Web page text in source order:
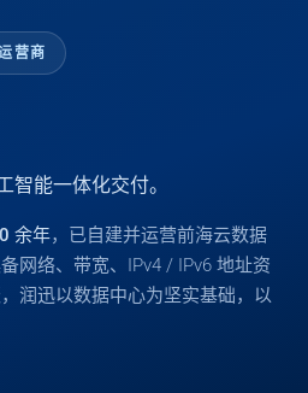
营商
智能一体化交付。
余年，已自建并运营前海云数据
网络、带宽、IPv4 / IPv6 地址资
润迅以数据中心为坚实基础，以